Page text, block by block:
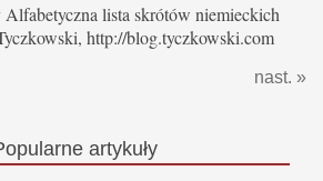
lista skrótów niemieckich
http://blog.tyczkowski.com
nast. »
artykuły